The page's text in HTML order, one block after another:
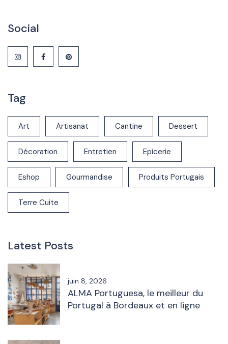
Social
Tag
Art Artisanat Cantine Dessert
Décoration Entretien Epicerie
Eshop Gourmandise Produits Portugais
Terre Cuite
Latest Posts
juin 8, 2026
ALMA Portuguesa, le meilleur du
Portugal à Bordeaux et en ligne